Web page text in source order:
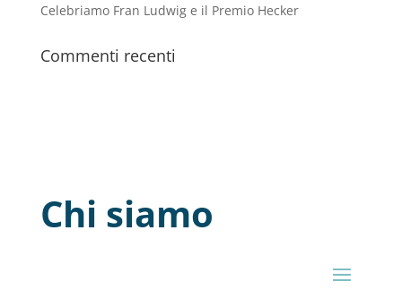
Celebriamo Fran Ludwig e il Premio Hecker
Commenti recenti
Chi siamo